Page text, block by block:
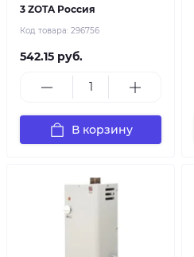
3 ZOTA Россия
Код товара: 296756
542.15 руб.
В корзину